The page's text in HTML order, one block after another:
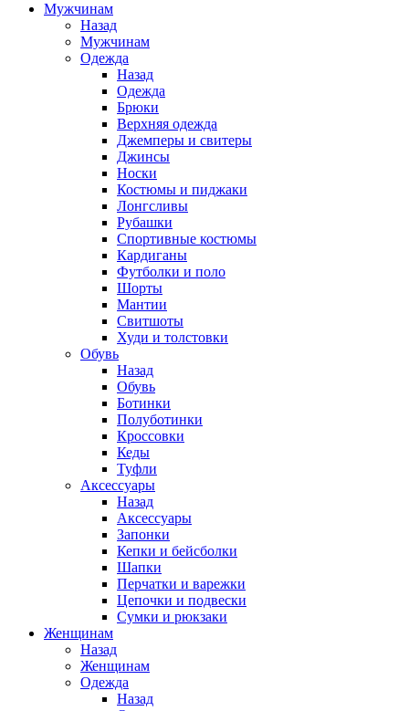
Мужчинам
Назад
Мужчинам
Одежда
Назад
Одежда
Брюки
Верхняя одежда
Джемперы и свитеры
Джинсы
Носки
Костюмы и пиджаки
Лонгсливы
Рубашки
Спортивные костюмы
Кардиганы
Футболки и поло
Шорты
Мантии
Свитшоты
Худи и толстовки
Обувь
Назад
Обувь
Ботинки
Полуботинки
Кроссовки
Кеды
Туфли
Аксессуары
Назад
Аксессуары
Запонки
Кепки и бейсболки
Шапки
Перчатки и варежки
Цепочки и подвески
Сумки и рюкзаки
Женщинам
Назад
Женщинам
Одежда
Назад